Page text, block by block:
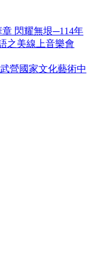
章 閃耀無垠─114年
之美線上音樂會
營國家文化藝術中